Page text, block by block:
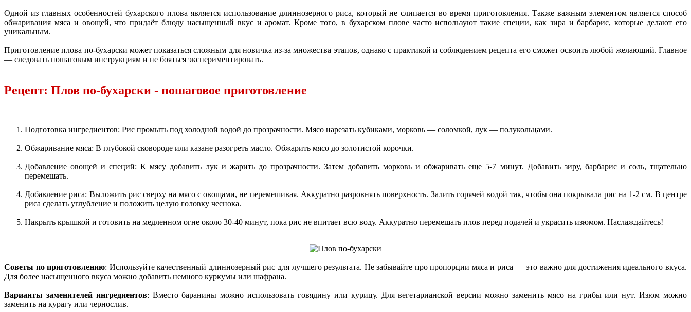
Одной из главных особенностей бухарского плова является использование длиннозерного риса, который не слипается во время приготовления. Также важным элементом является способ
обжаривания мяса и овощей, что придаёт блюду насыщенный вкус и аромат. Кроме того, в бухарском плове часто используют такие специи, как зира и барбарис, которые делают его
уникальным.
Приготовление плова по-бухарски может показаться сложным для новичка из-за множества этапов, однако с практикой и соблюдением рецепта его сможет освоить любой желающий. Главное
— следовать пошаговым инструкциям и не бояться экспериментировать.
Рецепт: Плов по-бухарски - пошаговое приготовление
Подготовка ингредиентов: Рис промыть под холодной водой до прозрачности. Мясо нарезать кубиками, морковь — соломкой, лук — полукольцами.
Обжаривание мяса: В глубокой сковороде или казане разогреть масло. Обжарить мясо до золотистой корочки.
Добавление овощей и специй: К мясу добавить лук и жарить до прозрачности. Затем добавить морковь и обжаривать еще 5-7 минут. Добавить зиру, барбарис и соль, тщательно
перемешать.
Добавление риса: Выложить рис сверху на мясо с овощами, не перемешивая. Аккуратно разровнять поверхность. Залить горячей водой так, чтобы она покрывала рис на 1-2 см. В центре
риса сделать углубление и положить целую головку чеснока.
Накрыть крышкой и готовить на медленном огне около 30-40 минут, пока рис не впитает всю воду. Аккуратно перемешать плов перед подачей и украсить изюмом. Наслаждайтесь!
Советы по приготовлению: Используйте качественный длиннозерный рис для лучшего результата. Не забывайте про пропорции мяса и риса — это важно для достижения идеального вкуса.
Для более насыщенного вкуса можно добавить немного куркумы или шафрана.
Варианты заменителей ингредиентов: Вместо баранины можно использовать говядину или курицу. Для вегетарианской версии можно заменить мясо на грибы или нут. Изюм можно
заменить на курагу или чернослив.